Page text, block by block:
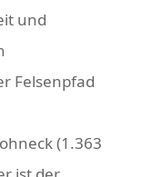
und
Felsenpfad
(1.363